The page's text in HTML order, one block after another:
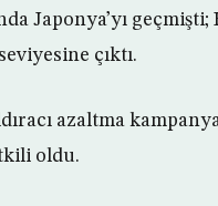
Japonya’yı geçmişti;
çıktı.
azaltma
oldu.